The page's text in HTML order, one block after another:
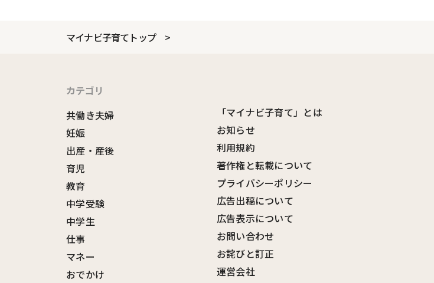
マイナビ子育てトップ
カテゴリ
共働き夫婦
妊娠
出産・産後
育児
教育
中学受験
中学生
仕事
マネー
おでかけ
「マイナビ子育て」とは
お知らせ
利用規約
著作権と転載について
プライバシーポリシー
広告出稿について
広告表示について
お問い合わせ
お詫びと訂正
運営会社